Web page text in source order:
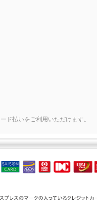
ド払いをご利用いただけます。